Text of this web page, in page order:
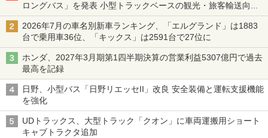
ロングバス」を発表 小型トラックベースの観光・旅客輸送向け
バス
2026年7月の車名別新車ランキング、「エルグランド」は1883
台で乗用車36位、「キックス」は2591台で27位に
ホンダ、2027年3月期第1四半期決算の営業利益5307億円で過去
最高を記録
日野、小型バス「日野リエッセII」改良 安全装備と運転支援機能
を強化
UDトラックス、大型トラック「クオン」に車両運搬用ショート
キャブトラクタ追加